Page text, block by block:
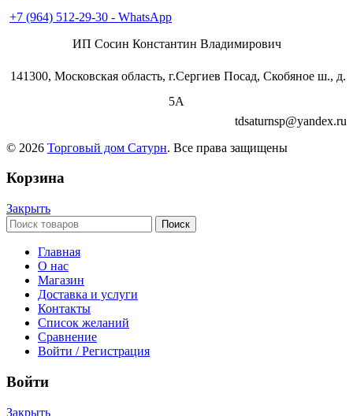
+7 (964) 512-29-30 - WhatsApp
ИП Сосин Константин Владимирович
141300, Московская область, г.Сергиев Посад, Скобяное ш., д.
5А
tdsaturnsp@yandex.ru
© 2026 Торговый дом Сатурн. Все права защищены
Корзина
Закрыть
Поиск
Главная
О нас
Магазин
Доставка и услуги
Контакты
Список желаний
Сравнение
Войти / Регистрация
Войти
Закрыть